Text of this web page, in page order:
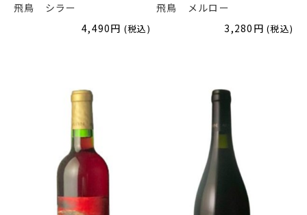
飛鳥 シラー
4,490円 (税込)
飛鳥 メルロー
3,280 円 (税込)